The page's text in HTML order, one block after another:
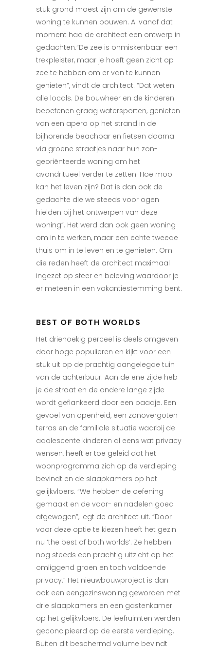
stuk grond moest zijn om de gewenste
woning te kunnen bouwen. Al vanaf dat
moment had de architect een ontwerp in
gedachten.“De zee is onmiskenbaar een
trekpleister, maar je hoeft geen zicht op
zee te hebben om er van te kunnen
genieten”, vindt de architect. “Dat weten
alle locals. De bouwheer en de kinderen
beoefenen graag watersporten, genieten
van een apero op het strand in de
bijhorende beachbar en fietsen daarna
via groene straatjes naar hun zon-
georiënteerde woning om het
avondritueel verder te zetten. Hoe mooi
kan het leven zijn? Dat is dan ook de
gedachte die we steeds voor ogen
hielden bij het ontwerpen van deze
woning”. Het werd dan ook geen woning
om in te werken, maar een echte tweede
thuis om in te leven en te genieten. Om
die reden heeft de architect maximaal
ingezet op sfeer en beleving waardoor je
er meteen in een vakantiestemming bent.
BEST OF BOTH WORLDS
Het driehoekig perceel is deels omgeven
door hoge populieren en kijkt voor een
stuk uit op de prachtig aangelegde tuin
van de achterbuur. Aan de ene zijde heb
je de straat en de andere lange zijde
wordt geflankeerd door een paadje. Een
gevoel van openheid, een zonovergoten
terras en de familiale situatie waarbij de
adolescente kinderen al eens wat privacy
wensen, heeft er toe geleid dat het
woonprogramma zich op de verdieping
bevindt en de slaapkamers op het
gelijkvloers. “We hebben de oefening
gemaakt en de voor- en nadelen goed
afgewogen”, legt de architect uit. “Door
voor deze optie te kiezen heeft het gezin
nu ‘the best of both worlds’. Ze hebben
nog steeds een prachtig uitzicht op het
omliggend groen en toch voldoende
privacy.” Het nieuwbouwproject is dan
ook een eengezinswoning geworden met
drie slaapkamers en een gastenkamer
op het gelijkvloers. De leefruimten werden
geconcipieerd op de eerste verdieping.
Buiten dit beschermd volume bevindt